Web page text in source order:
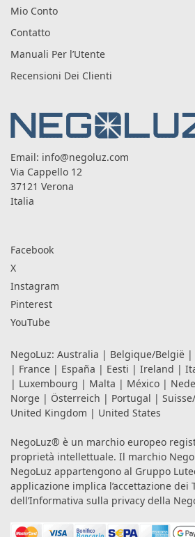
Mio Conto
Contatto
Manuali Per l’Utente
Recensioni Dei Clienti
Email: info@negoluz.com
Via Cappello 12
37121 Verona
Italia
Facebook
X
Instagram
Pinterest
YouTube
NegoLuz: Australia | Belgique/België |
| France | España | Eesti | Ireland |
| Luxembourg | Malta | México |
Norge | Österreich | Portugal |
United Kingdom | United States
NegoLuz® è un marchio europeo
proprietà intellettuale. Il marchio
NegoLuz appartengono al Gruppo
applicazione implica l’accettazione dei
dell’Informativa sulla privacy della